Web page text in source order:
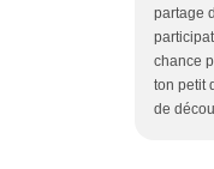
partage
chance
ton petit
de